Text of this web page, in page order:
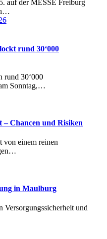
auf der MESSE Freiburg
rund 30‘000
rund 30‘000
Sonntag,…
Chancen und Risiken
von einem reinen
in Maulburg
Versorgungssicherheit und